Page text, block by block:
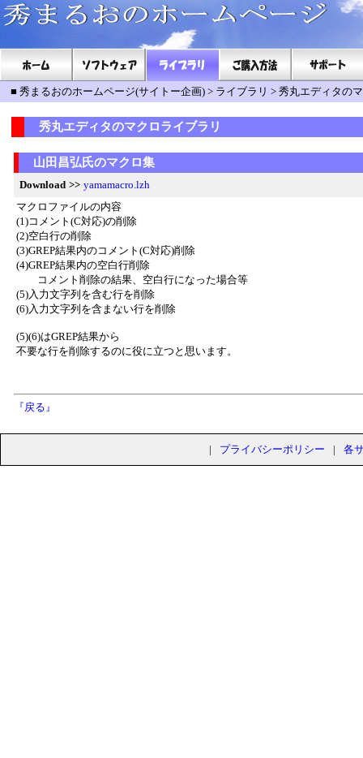
■ 秀まるおのホームページ(サイトー企画) > ライブラリ > 秀丸エディタの
秀丸エディタのマクロライブラリ
山田昌弘氏のマクロ集
Download >> yamamacro.lzh
マクロファイルの内容
(1)コメント(C対応)の削除
(2)空白行の削除
(3)GREP結果内のコメント(C対応)削除
(4)GREP結果内の空白行削除
コメント削除の結果、空白行になった場合等
(5)入力文字列を含む行を削除
(6)入力文字列を含まない行を削除
(5)(6)はGREP結果から
不要な行を削除するのに役に立つと思います。
『戻る』
| プライバシーポリシー | 各